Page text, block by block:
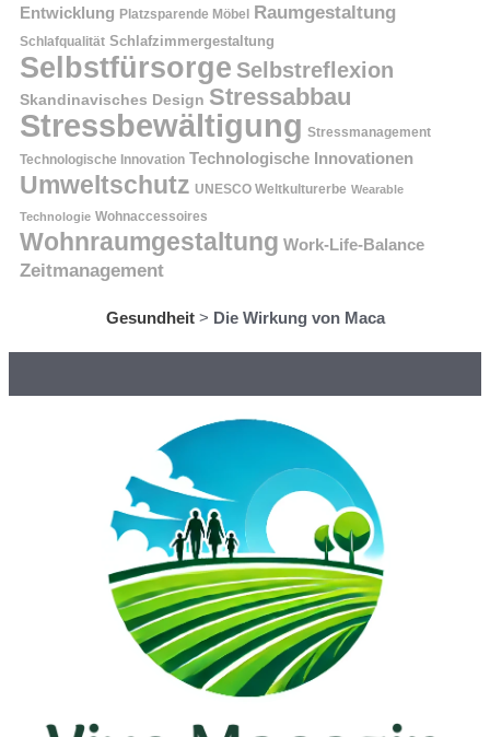
Entwicklung Platzsparende Möbel Raumgestaltung
Schlafqualität Schlafzimmergestaltung
Selbstfürsorge Selbstreflexion
Skandinavisches Design Stressabbau
Stressbewältigung Stressmanagement
Technologische Innovation Technologische Innovationen
Umweltschutz UNESCO Weltkulturerbe Wearable
Technologie Wohnaccessoires
Wohnraumgestaltung Work-Life-Balance
Zeitmanagement
Gesundheit> Die Wirkung von Maca